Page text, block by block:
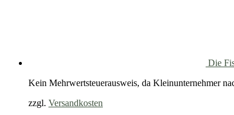
Die
Kein Mehrwertsteuerausweis, da Kleinunternehmer
zzgl. Versandkosten